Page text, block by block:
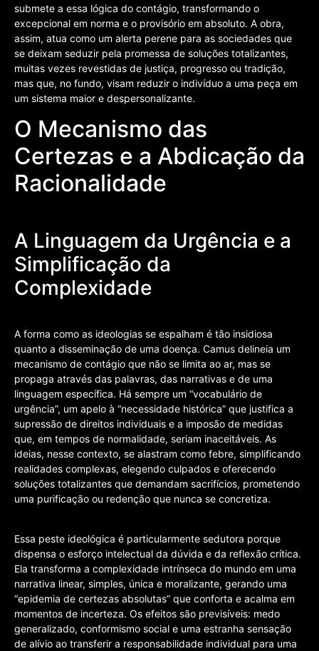
submete a essa lógica do contágio, transformando o
excepcional em norma e o provisório em absoluto. A obra,
assim, atua como um alerta perene para as sociedades que
se deixam seduzir pela promessa de soluções totalizantes,
muitas vezes revestidas de justiça, progresso ou tradição,
mas que, no fundo, visam reduzir o indivíduo a uma peça em
um sistema maior e despersonalizante.
O Mecanismo das
Certezas e a Abdicação da
Racionalidade
A Linguagem da Urgência e a
Simplificação da
Complexidade
A forma como as ideologias se espalham é tão insidiosa
quanto a disseminação de uma doença. Camus delineia um
mecanismo de contágio que não se limita ao ar, mas se
propaga através das palavras, das narrativas e de uma
linguagem específica. Há sempre um “vocabulário de
urgência”, um apelo à “necessidade histórica” que justifica a
supressão de direitos individuais e a imposão de medidas
que, em tempos de normalidade, seriam inaceitáveis. As
ideias, nesse contexto, se alastram como febre, simplificando
realidades complexas, elegendo culpados e oferecendo
soluções totalizantes que demandam sacrifícios, prometendo
uma purificação ou redenção que nunca se concretiza.
Essa peste ideológica é particularmente sedutora porque
dispensa o esforço intelectual da dúvida e da reflexão crítica.
Ela transforma a complexidade intrínseca do mundo em uma
narrativa linear, simples, única e moralizante, gerando uma
“epidemia de certezas absolutas” que conforta e acalma em
momentos de incerteza. Os efeitos são previsíveis: medo
generalizado, conformismo social e uma estranha sensação
de alívio ao transferir a responsabilidade individual para uma